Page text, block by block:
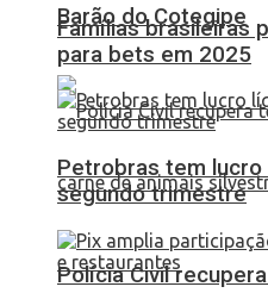
Barão do Cotegipe
Polícia Civil
Famílias brasileiras
para bets em 2025
Petrobras tem lucro
segundo trimestre